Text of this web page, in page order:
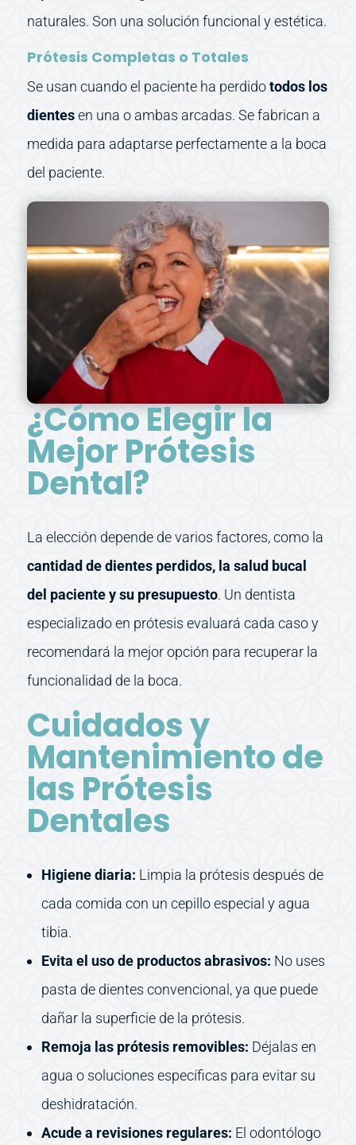
naturales. Son una solución funcional y estética.
Prótesis Completas o Totales
Se usan cuando el paciente ha perdidotodos los
dientesen una o ambas arcadas. Se fabrican a
medida para adaptarse perfectamente a la boca
del paciente.
¿Cómo Elegir la
Mejor Prótesis
Dental?
La elección depende de varios factores, como la
cantidad de dientes perdidos, la salud bucal
del paciente y su presupuesto. Un dentista
especializado en prótesis evaluará cada caso y
recomendará la mejor opción para recuperar la
funcionalidad de la boca.
Cuidados y
Mantenimiento de
las Prótesis
Dentales
Higiene diaria: Limpia la prótesis después de
cada comida con un cepillo especial y agua
tibia.
Evita el uso de productos abrasivos: No uses
pasta de dientes convencional, ya que puede
dañar la superficie de la prótesis.
Remoja las prótesis removibles: Déjalas en
agua o soluciones específicas para evitar su
deshidratación.
Acude a revisiones regulares: El odontólogo